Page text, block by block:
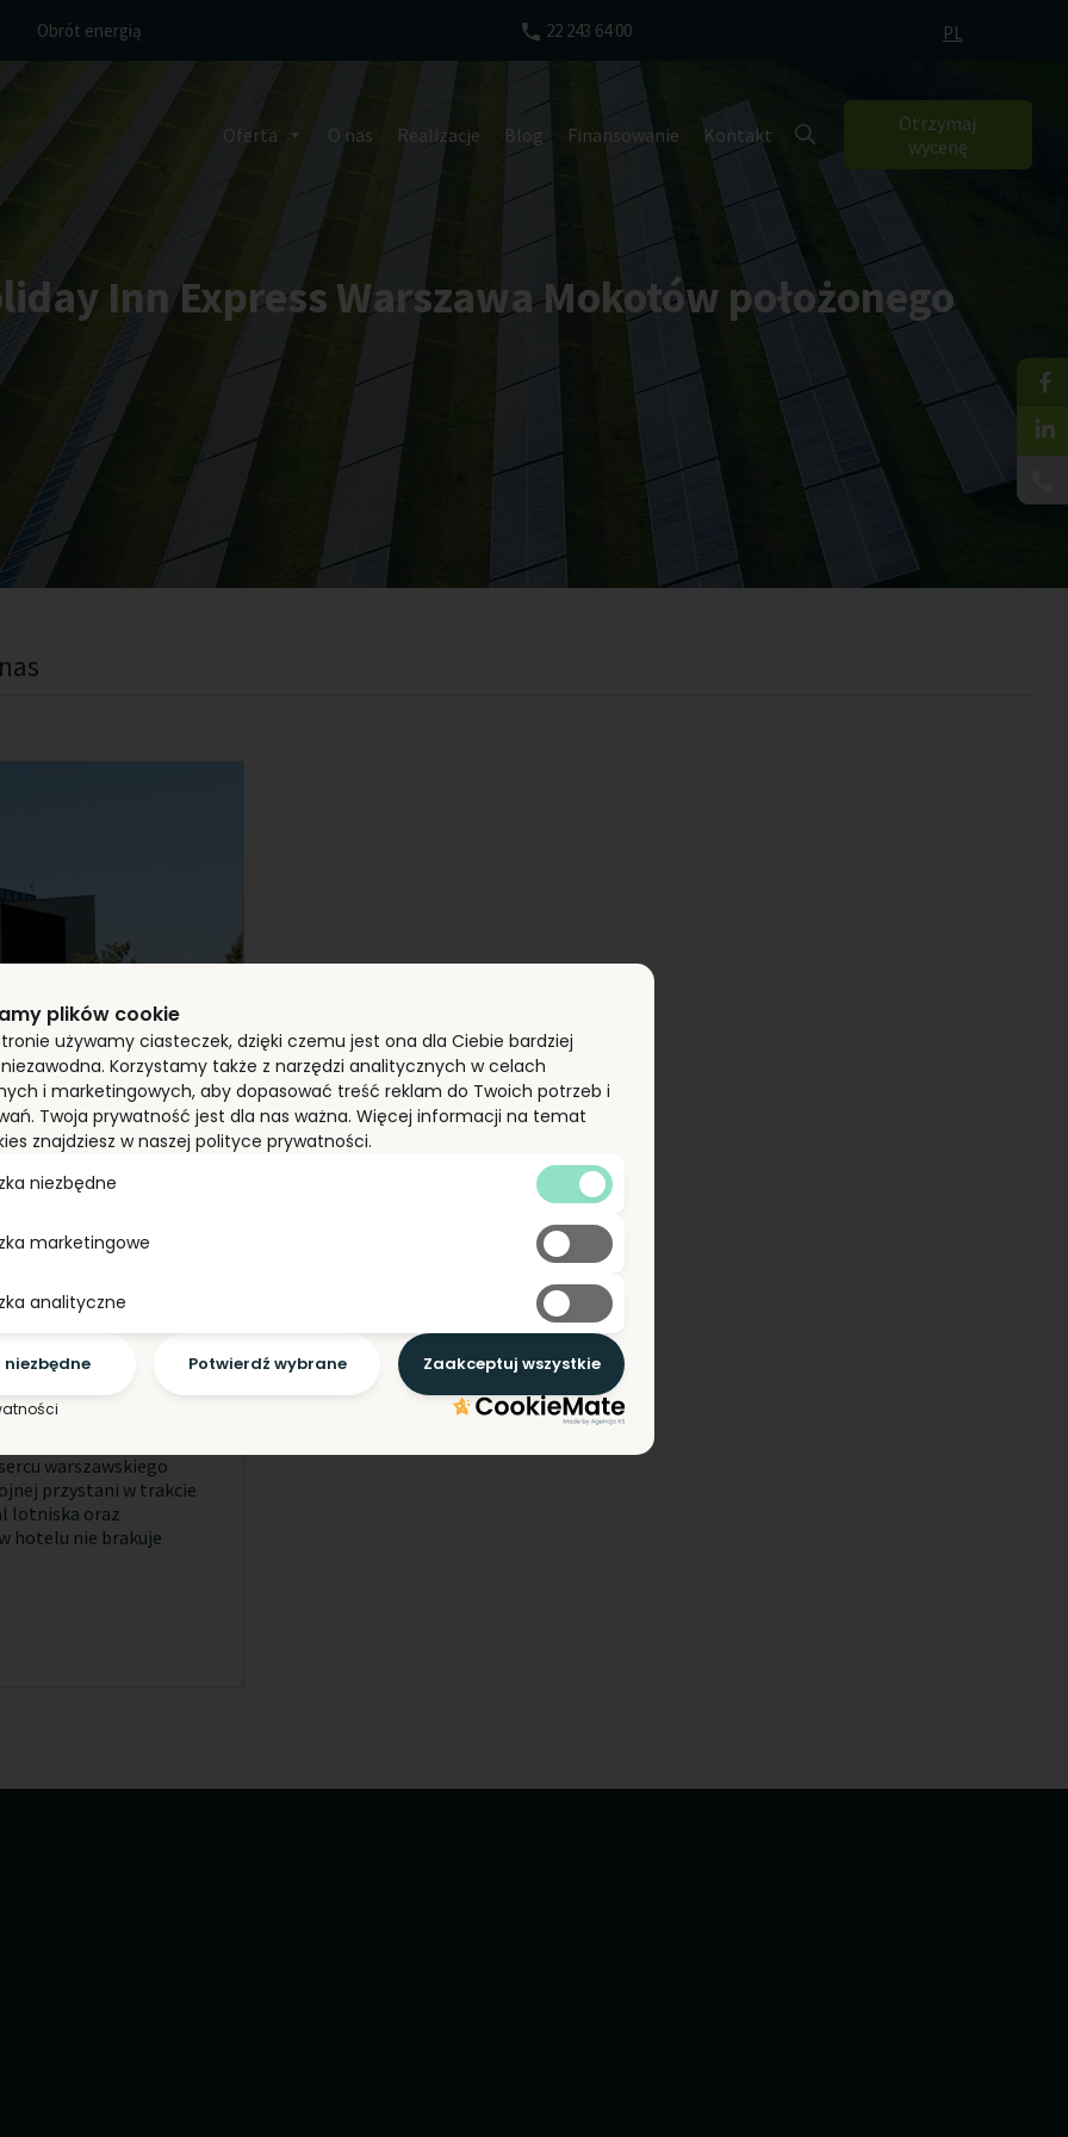
Obrót energią 22 243 64 00 PL
Oferta O nas Realizacje Blog Finansowanie Kontakt
Otrzymaj
wycenę
Inn Express Warszawa Mokotów położonego
Express
ul.
warszawskiego
przystani w trakcie
lotniska oraz
hotelu nie brakuje
plików cookie
używamy ciasteczek, dzięki czemu jest ona dla Ciebie bardziej
Korzystamy także z narzędzi analitycznych w celach
i marketingowych, aby dopasować treść reklam do Twoich potrzeb i
Twoja prywatność jest dla nas ważna. Więcej informacji na temat
znajdziesz w naszej polityce prywatności.
niezbędne
marketingowe
analityczne
niezbędne Potwierdź wybrane Zaakceptuj wszystkie